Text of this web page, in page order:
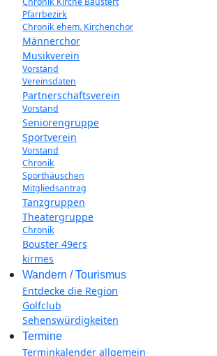
Pfarrbezirk
Chronik ehem. Kirchenchor
Männerchor
Musikverein
Vorstand
Vereinsdaten
Partnerschaftsverein
Vorstand
Seniorengruppe
Sportverein
Vorstand
Chronik
Sporthäuschen
Mitgliedsantrag
Tanzgruppen
Theatergruppe
Chronik
Bouster 49ers
kirmes
Wandern / Tourismus
Entdecke die Region
Golfclub
Sehenswürdigkeiten
Termine
Terminkalender allgemein